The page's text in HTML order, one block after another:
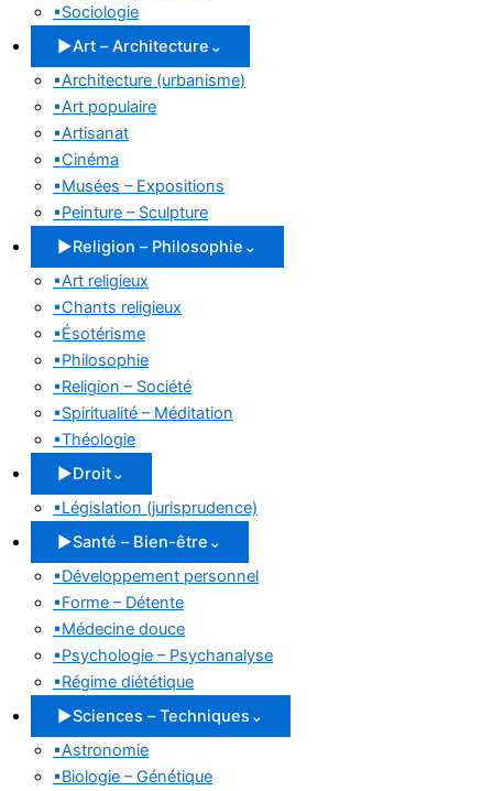
▪Sociologie
▶Art – Architecture ⌄
▪Architecture (urbanisme)
▪Art populaire
▪Artisanat
▪Cinéma
▪Musées – Expositions
▪Peinture – Sculpture
▶Religion – Philosophie ⌄
▪Art religieux
▪Chants religieux
▪Ésotérisme
▪Philosophie
▪Religion – Société
▪Spiritualité – Méditation
▪Théologie
▶Droit⌄
▪Législation (jurisprudence)
▶Santé – Bien-être ⌄
▪Développement personnel
▪Forme – Détente
▪Médecine douce
▪Psychologie – Psychanalyse
▪Régime diététique
▶Sciences – Techniques ⌄
▪Astronomie
▪Biologie – Génétique